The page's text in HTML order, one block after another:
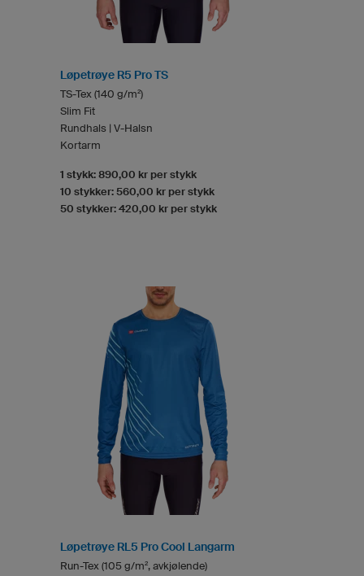
Løpetrøye R5 Pro TS
TS-Tex (140 g/m²)
Slim Fit
Rundhals | V-Halsn
Kortarm
1 stykk: 890,00 kr per stykk
10 stykker: 560,00 kr per stykk
50 stykker: 420,00 kr per stykk
Løpetrøye RL5 Pro Cool Langarm
Run-Tex (105 g/m², avkjølende)